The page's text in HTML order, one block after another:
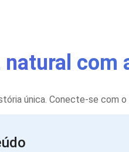
com
única. Conecte-se com